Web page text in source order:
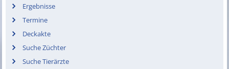
Ergebnisse
Termine
Deckakte
Suche Züchter
Suche Tierärzte